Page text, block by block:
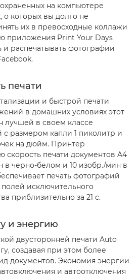
на компьютере
о которых вы долго не
их в превосходные коллажи
приложения Print Your Days
распечатывать фотографии
печати
и быстрой печати
в домашних условиях этот
лучшей в своем классе
размером капли 1 пиколитр и
на дюйм. Принтер
скорость печати документов A4
в черно-белом и 10 изобр./мин в
печать фотографий
полей исключительного
приблизительно за 21 с.
и энергию
двусторонней печати Auto
создавая при этом более
документов. Экономия энергии
и автоотключения